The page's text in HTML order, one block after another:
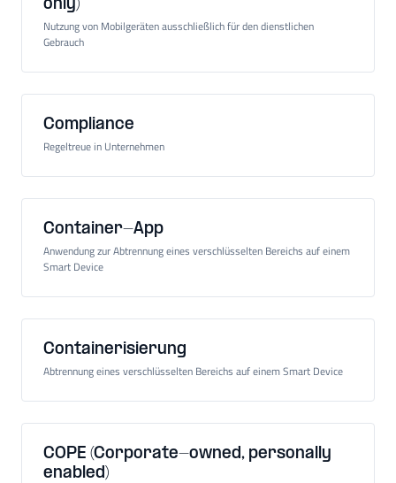
only)
Nutzung von Mobilgeräten ausschließlich für den dienstlichen
Gebrauch
Compliance
Regeltreue in Unternehmen
Container-App
Anwendung zur Abtrennung eines verschlüsselten Bereichs auf einem
Smart Device
Containerisierung
Abtrennung eines verschlüsselten Bereichs auf einem Smart Device
COPE (Corporate-owned, personally
enabled)